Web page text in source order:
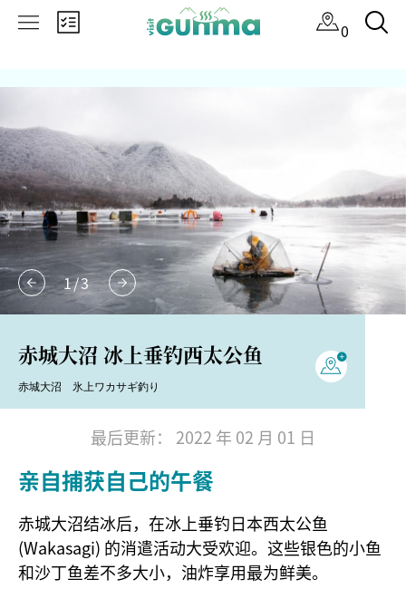
0
1/3
赤城大沼 冰上垂钓西太公鱼
赤城大沼 氷上ワカサギ釣り
最后更新： 2022 年 02 月 01 日
亲自捕获自己的午餐
赤城大沼结冰后，在冰上垂钓日本西太公鱼
(Wakasagi) 的消遣活动大受欢迎。这些银色的小鱼
和沙丁鱼差不多大小，油炸享用最为鲜美。